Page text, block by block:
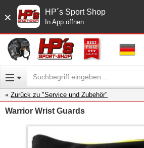
× HP´s Sport Shop
In App öffnen
Zurück zu "Service und Zubehör"
Warrior Wrist Guards